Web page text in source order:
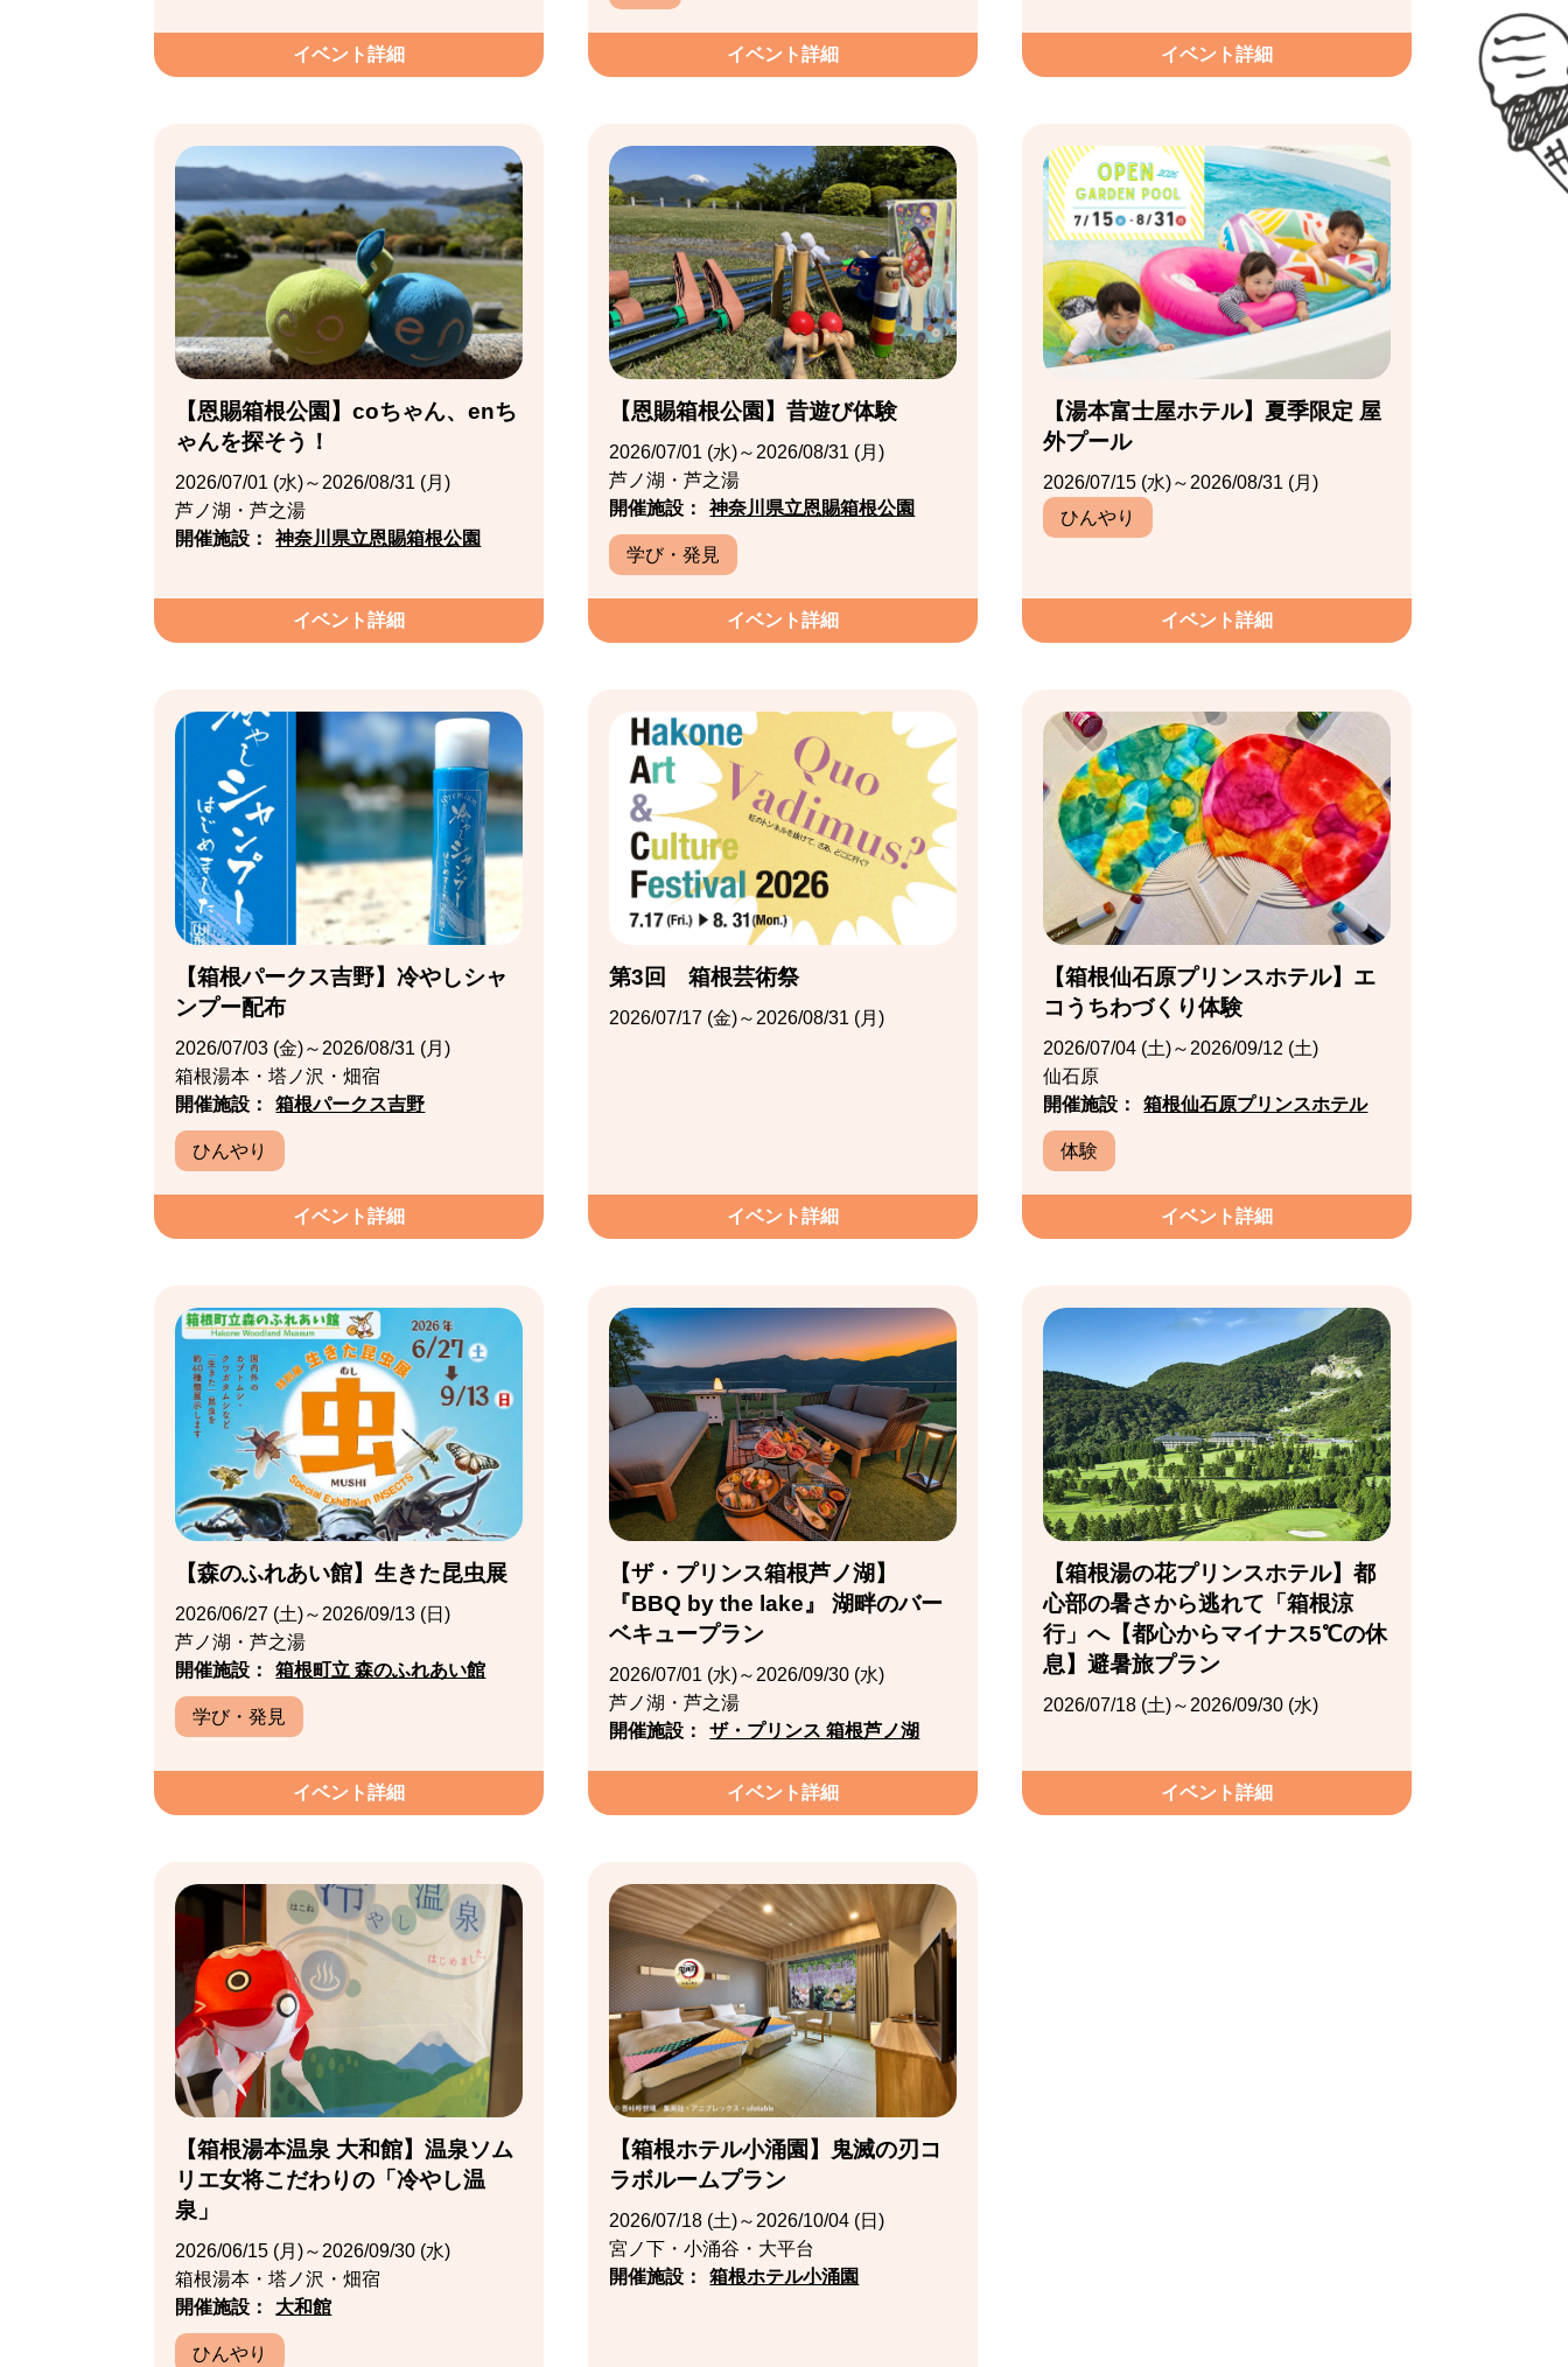
イベント詳細 イベント詳細 イベント詳細
【恩賜箱根公園】coちゃん、enち
ゃんを探そう！
2026/07/01 (水)～2026/08/31 (月)
芦ノ湖・芦之湯
開催施設：
神奈川県立恩賜箱根公園
イベント詳細
【恩賜箱根公園】昔遊び体験
2026/07/01 (水)～2026/08/31 (月)
芦ノ湖・芦之湯
開催施設：
神奈川県立恩賜箱根公園
学び・発見
イベント詳細
【湯本富士屋ホテル】夏季限定 屋
外プール
2026/07/15 (水)～2026/08/31 (月)
ひんやり
イベント詳細
【箱根パークス吉野】冷やしシャ
ンプー配布
2026/07/03 (金)～2026/08/31 (月)
箱根湯本・塔ノ沢・畑宿
開催施設：
箱根パークス吉野
ひんやり
イベント詳細
第3回 箱根芸術祭
2026/07/17 (金)～2026/08/31 (月)
イベント詳細
【箱根仙石原プリンスホテル】エ
コうちわづくり体験
2026/07/04 (土)～2026/09/12 (土)
仙石原
開催施設：
箱根仙石原プリンスホテル
体験
イベント詳細
【森のふれあい館】生きた昆虫展
2026/06/27 (土)～2026/09/13 (日)
芦ノ湖・芦之湯
開催施設：
箱根町立 森のふれあい館
学び・発見
イベント詳細
【ザ・プリンス箱根芦ノ湖】
『BBQ by the lake』 湖畔のバー
ベキュープラン
2026/07/01 (水)～2026/09/30 (水)
芦ノ湖・芦之湯
開催施設：
ザ・プリンス 箱根芦ノ湖
イベント詳細
【箱根湯の花プリンスホテル】都
心部の暑さから逃れて「箱根涼
行」へ【都心からマイナス5℃の休
息】避暑旅プラン
2026/07/18 (土)～2026/09/30 (水)
イベント詳細
【箱根湯本温泉 大和館】温泉ソム
リエ女将こだわりの「冷やし温
泉」
2026/06/15 (月)～2026/09/30 (水)
箱根湯本・塔ノ沢・畑宿
開催施設：
大和館
ひんやり
【箱根ホテル小涌園】鬼滅の刃コ
ラボルームプラン
2026/07/18 (土)～2026/10/04 (日)
宮ノ下・小涌谷・大平台
開催施設：
箱根ホテル小涌園